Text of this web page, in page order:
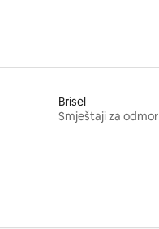
Brisel
Smještaji za odmor